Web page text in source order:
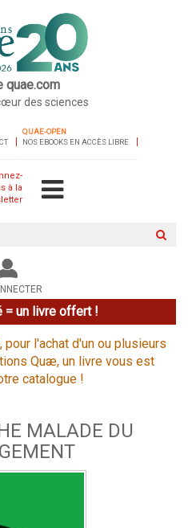
quae.com
des sciences
QUAE-OPEN
NOS EBOOKS EN ACCÈS LIBRE
à la
le
site
= un livre offert !
, pour l'achat d'un ou plusieurs
Quæ, un livre vous est
catalogue !
MALADE DU